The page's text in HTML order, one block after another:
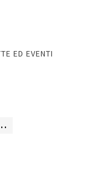
ED EVENTI